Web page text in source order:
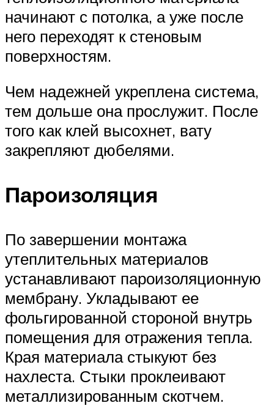
начинают с потолка, а уже после
него переходят к стеновым
поверхностям.
Чем надежней укреплена система,
тем дольше она прослужит. После
того как клей высохнет, вату
закрепляют дюбелями.
Пароизоляция
По завершении монтажа
утеплительных материалов
устанавливают пароизоляционную
мембрану. Укладывают ее
фольгированной стороной внутрь
помещения для отражения тепла.
Края материала стыкуют без
нахлеста. Стыки проклеивают
металлизированным скотчем.